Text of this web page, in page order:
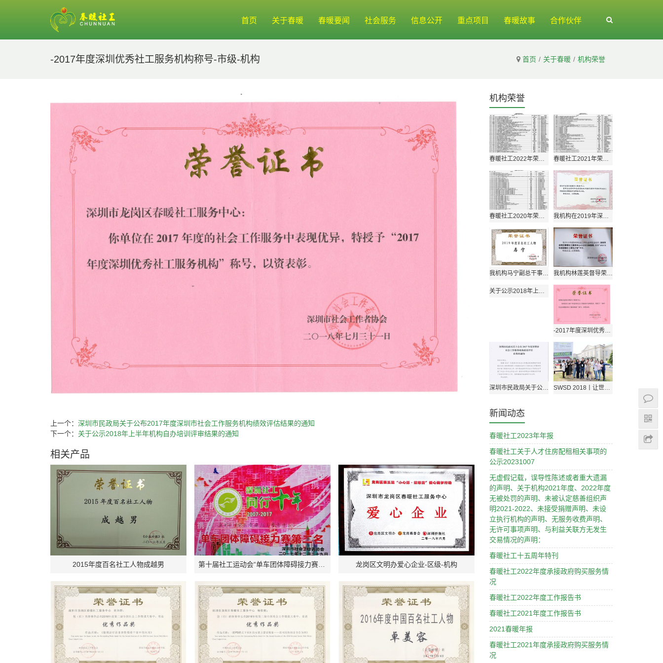
首页 关于春暖 春暖要闻 社会服务 信息公开 重点项目 春暖故事 合作伙伴
首页 关于春暖 机构荣誉
-2017年度深圳优秀社工服务机构称号-市级-机构
上一个： 深圳市民政局关于公布2017年度深圳市社会工作服务机构绩效评估结果的通知
下一个： 关于公示2018年上半年机构自办培训评审结果的通知
相关产品
2015年度百名社工人物成越男 第十届社工运动会“单车团体障碍接力赛”第二名 市级-机构 龙岗区文明办爱心企业-区级-机构
机构荣誉
春暖社工2022年荣誉获奖情况 春暖社工2021年荣誉获奖情况
春暖社工2020年荣誉获奖情况 我机构在2019年深圳市社会工作服务机构绩效评估中荣获“A类”等级！
我机构马宁副总干事获评“2019年度中国百名社工人物” 我机构林莲英督导荣获2019年深圳社工督导之星
关于公示2018年上半年机构自办培训评审结果的通知
-2017年度深圳优秀社工服务机构称号-市级-机构
深圳市民政局关于公布2017年度深圳市社会工作服务机构绩效评估结果的通知 SWSD 2018丨让世界听到我们的声音
新闻动态
春暖社工2023年年报
春暖社工关于人才住房配租相关事项的
公示20231007
无虚假记载，误导性陈述或者重大遗漏
的声明、关于机构2021年度、2022年度
无被处罚的声明、未被认定慈善组织声
明2021-2022、未接受捐赠声明、未设
立执行机构的声明、无服务收费声明、
无许可事项声明、与利益关联方无发生
交易情况的声明：
春暖社工十五周年特刊
春暖社工2022年度承接政府购买服务情
况
春暖社工2022年度工作报告书
春暖社工2021年度工作报告书
2021春暖年报
春暖社工2021年度承接政府购买服务情
况